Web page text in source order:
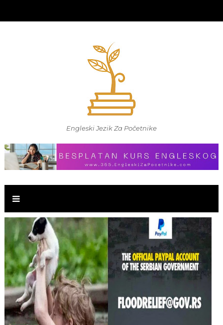
Engleski Jezik Za Početnike